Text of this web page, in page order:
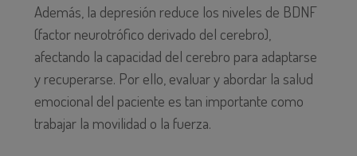
Además, la depresión reduce los niveles de BDNF
(factor neurotrófico derivado del cerebro),
afectando la capacidad del cerebro para adaptarse
y recuperarse. Por ello, evaluar y abordar la salud
emocional del paciente es tan importante como
trabajar la movilidad o la fuerza.